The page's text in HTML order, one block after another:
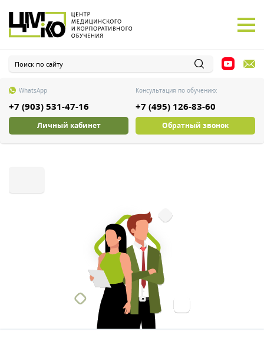
WhatsApp
+7 (903) 531-47-16
Консультация по обучению:
+7 (495) 126-83-60
Личный кабинет Обратный звонок